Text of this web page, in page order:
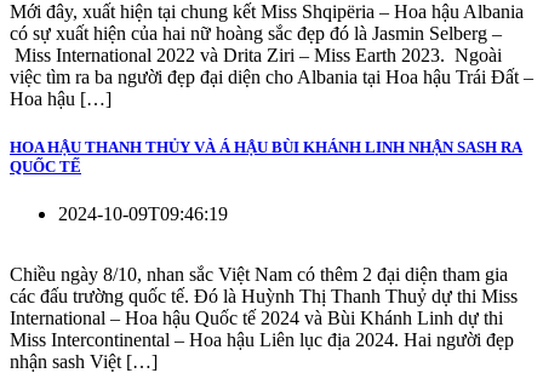
Mới đây, xuất hiện tại chung kết Miss Shqipëria – Hoa hậu Albania
có sự xuất hiện của hai nữ hoàng sắc đẹp đó là Jasmin Selberg –
Miss International 2022 và Drita Ziri – Miss Earth 2023. Ngoài
việc tìm ra ba người đẹp đại diện cho Albania tại Hoa hậu Trái Đất –
Hoa hậu […]
HOA HẬU THANH THỦY VÀ Á HẬU BÙI KHÁNH LINH NHẬN SASH RA
QUỐC TẾ
2024-10-09T09:46:19
Chiều ngày 8/10, nhan sắc Việt Nam có thêm 2 đại diện tham gia
các đấu trường quốc tế. Đó là Huỳnh Thị Thanh Thuỷ dự thi Miss
International – Hoa hậu Quốc tế 2024 và Bùi Khánh Linh dự thi
Miss Intercontinental – Hoa hậu Liên lục địa 2024. Hai người đẹp
nhận sash Việt […]